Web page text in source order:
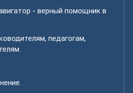
- верный помощник в
педагогам,